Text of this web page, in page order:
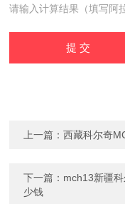
请输入计算结果（填写阿
上一篇：西藏科尔奇
下一篇： mch13新疆
少钱